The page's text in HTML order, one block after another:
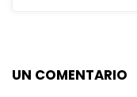
o
p
UN COMENTARIO